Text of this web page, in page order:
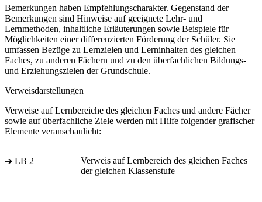
Bemerkungen haben Empfehlungscharakter. Gegenstand der
Bemerkungen sind Hinweise auf geeignete Lehr- und
Lernmethoden, inhaltliche Erläuterungen sowie Beispiele für
Möglichkeiten einer differenzierten Förderung der Schüler. Sie
umfassen Bezüge zu Lernzielen und Lerninhalten des gleichen
Faches, zu anderen Fächern und zu den überfachlichen Bildungs-
und Erziehungszielen der Grundschule.
Verweisdarstellungen
Verweise auf Lernbereiche des gleichen Faches und andere Fächer
sowie auf überfachliche Ziele werden mit Hilfe folgender grafischer
Elemente veranschaulicht:
➔ LB 2
Verweis auf Lernbereich des gleichen Faches
der gleichen Klassenstufe